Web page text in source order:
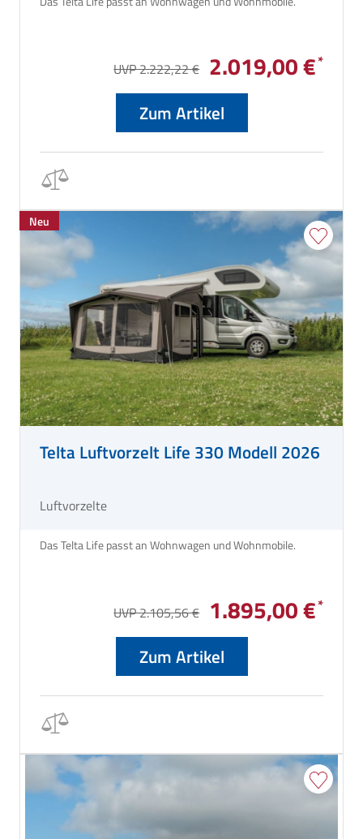
UVP 2.222,22 € 2.019,00 €
Zum Artikel
Neu
Telta Luftvorzelt Life 330 Modell 2026
Luftvorzelte
UVP 2.105,56 € 1.895,00 €
Zum Artikel